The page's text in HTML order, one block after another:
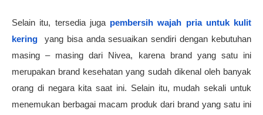
Selain itu, tersedia juga pembersih wajah pria untuk kulit
kering yang bisa anda sesuaikan sendiri dengan kebutuhan
masing – masing dari Nivea, karena brand yang satu ini
merupakan brand kesehatan yang sudah dikenal oleh banyak
orang di negara kita saat ini. Selain itu, mudah sekali untuk
menemukan berbagai macam produk dari brand yang satu ini